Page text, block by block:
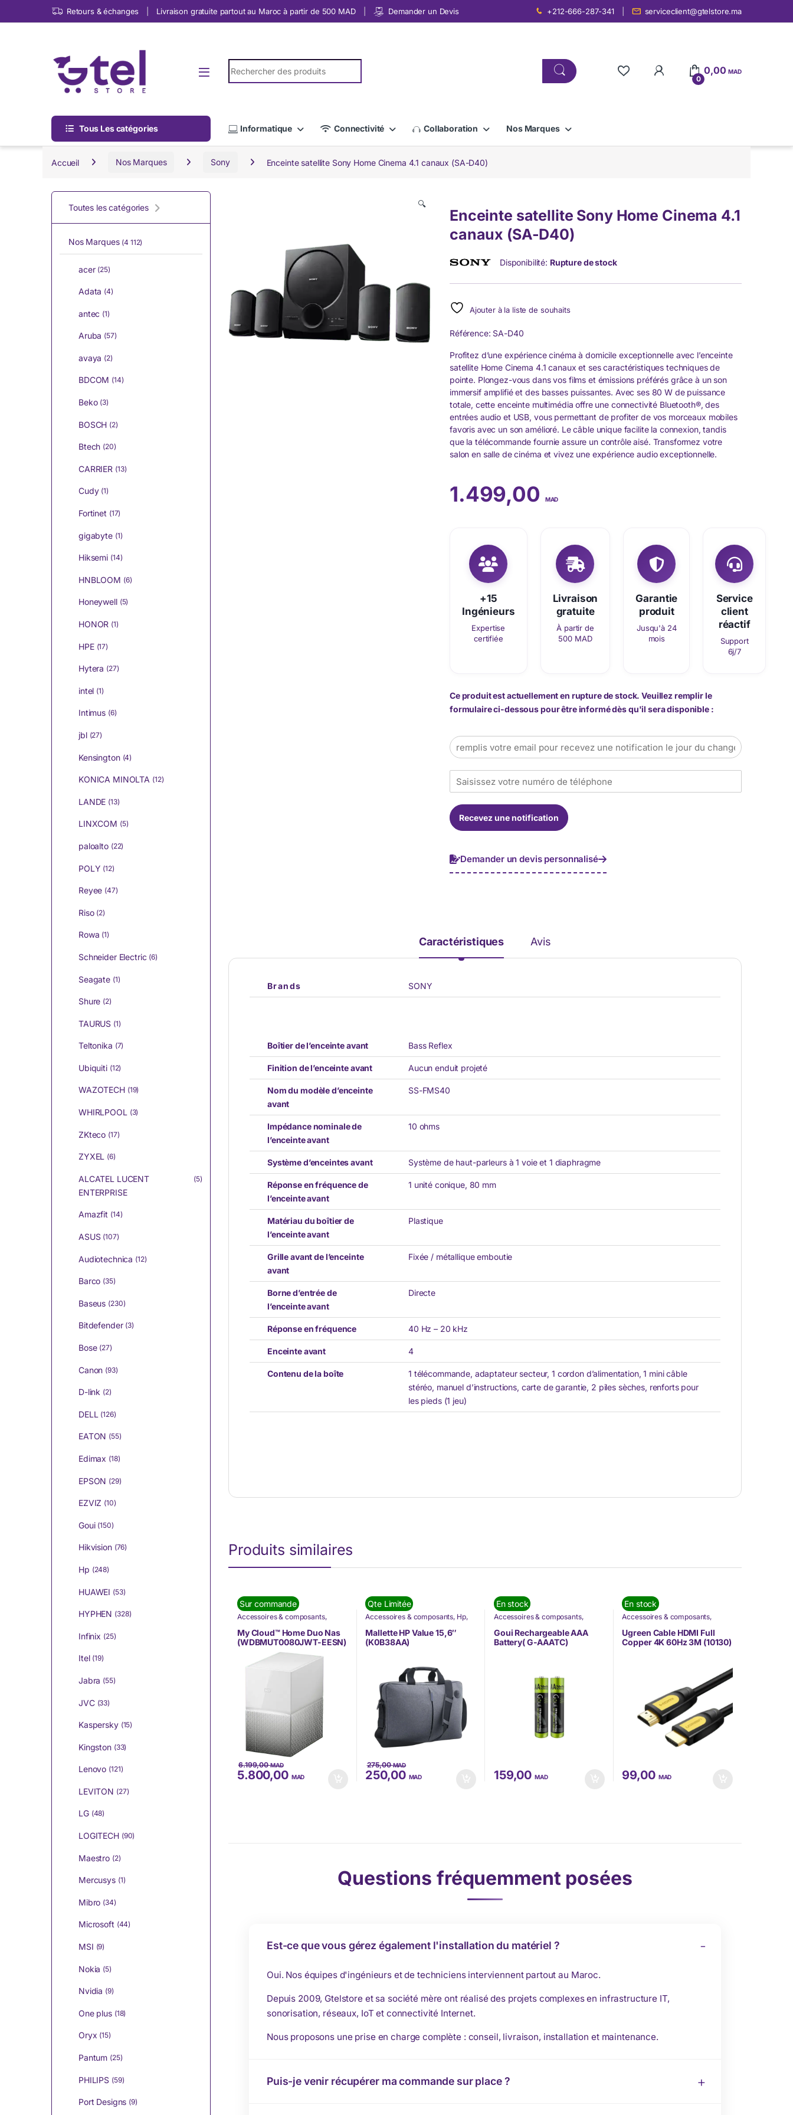
Skip to navigation
Skip to content Retours & échanges Livraison gratuite partout au Maroc à partir de 500 MAD Demander un Devis +212-666-287-341 serviceclient@gtelstore.ma
Search for:
0
0,00MAD
Tous Les catégories Informatique Connectivité Collaboration Nos Marques
Accueil Nos Marques Sony Enceinte satellite Sony Home Cinema 4.1 canaux (SA-D40)
🔍
Enceinte satellite Sony Home Cinema 4.1
canaux (SA-D40)
Disponibilité: Rupture de stock
Ajouter à la liste de souhaits
Référence: SA-D40
Profitez d’une expérience cinéma à domicile exceptionnelle avec l’enceinte
satellite Home Cinema 4.1 canaux et ses caractéristiques techniques de
pointe. Plongez-vous dans vos films et émissions préférés grâce à un son
immersif amplifié et des basses puissantes. Avec ses 80 W de puissance
totale, cette enceinte multimédia offre une connectivité Bluetooth®, des
entrées audio et USB, vous permettant de profiter de vos morceaux mobiles
favoris avec un son amélioré. Le câble unique facilite la connexion, tandis
que la télécommande fournie assure un contrôle aisé. Transformez votre
salon en salle de cinéma et vivez une expérience audio exceptionnelle.
1.499,00 MAD
+15
Ingénieurs
Expertise
certifiée
Livraison
gratuite
À partir de
500 MAD
Garantie
produit
Jusqu'à 24
mois
Service
client
réactif
Support
6j/7
Ce produit est actuellement en rupture de stock. Veuillez remplir le
formulaire ci-dessous pour être informé dès qu'il sera disponible :
E
m
é
p
n
e
Recevez une notification
Demander un devis personnalisé
Caractéristiques Avis
Brands SONY
Boîtier de l’enceinte avant Bass Reflex
Finition de l’enceinte avant Aucun enduit projeté
Nom du modèle d’enceinte
avant
SS-FMS40
Impédance nominale de
l’enceinte avant
10 ohms
Système d’enceintes avant Système de haut-parleurs à 1 voie et 1 diaphragme
Réponse en fréquence de
l’enceinte avant
1 unité conique, 80 mm
Matériau du boîtier de
l’enceinte avant
Plastique
Grille avant de l’enceinte
avant
Fixée / métallique emboutie
Borne d’entrée de
l’enceinte avant
Directe
Réponse en fréquence 40 Hz – 20 kHz
Enceinte avant 4
Contenu de la boîte
1 télécommande, adaptateur secteur, 1 cordon d’alimentation, 1 mini câble
stéréo, manuel d’instructions, carte de garantie, 2 piles sèches, renforts pour
les pieds (1 jeu)
Produits similaires
Sur commande
Accessoires & composants,
Nos Marques
Western Digital
My Cloud™ Home Duo Nas
(WDBMUT0080JWT-EESN)
5.800,00 MAD
6.199,00MAD
Qte Limitée
Accessoires & composants, Hp,
Nos Marques
Mallette HP Value 15,6″
(K0B38AA)
250,00 MAD
275,00MAD
En stock
Accessoires & composants,
Nos Marques
Offres à ne pas rater
Goui Rechargeable AAA
Battery( G-AAATC)
159,00MAD
En stock
Accessoires & composants,
Accessoires Mobilité
Informatique,Nos Marques,
TÉLÉPHONIE,Ugreen
Ugreen Cable HDMI Full
Copper 4K 60Hz 3M (10130)
99,00 MAD
Questions fréquemment posées
Est-ce que vous gérez également l'installation du matériel ?
Oui. Nos équipes d'ingénieurs et de techniciens interviennent partout au Maroc.
Depuis 2009, Gtelstore et sa société mère ont réalisé des projets complexes en infrastructure IT,
sonorisation, réseaux, IoT et connectivité Internet.
Nous proposons une prise en charge complète : conseil, livraison, installation et maintenance.
Puis-je venir récupérer ma commande sur place ?
Toutes les catégories
Nos Marques (4 112)
acer (25)
Adata (4)
antec (1)
Aruba (57)
avaya (2)
BDCOM (14)
Beko (3)
BOSCH (2)
Btech (20)
CARRIER (13)
Cudy (1)
Fortinet (17)
gigabyte (1)
Hiksemi (14)
HNBLOOM (6)
Honeywell (5)
HONOR (1)
HPE (17)
Hytera (27)
intel (1)
Intimus (6)
jbl (27)
Kensington (4)
KONICA MINOLTA (12)
LANDE (13)
LINXCOM (5)
paloalto (22)
POLY (12)
Reyee (47)
Riso (2)
Rowa (1)
Schneider Electric (6)
Seagate (1)
Shure (2)
TAURUS (1)
Teltonika (7)
Ubiquiti (12)
WAZOTECH (19)
WHIRLPOOL (3)
ZKteco (17)
ZYXEL (6)
ALCATEL LUCENT
ENTERPRISE
(5)
Amazfit (14)
ASUS (107)
Audiotechnica (12)
Barco (35)
Baseus (230)
Bitdefender (3)
Bose (27)
Canon (93)
D-link (2)
DELL (126)
EATON (55)
Edimax (18)
EPSON (29)
EZVIZ (10)
Goui (150)
Hikvision (76)
Hp (248)
HUAWEI (53)
HYPHEN (328)
Infinix (25)
Itel (19)
Jabra (55)
JVC (33)
Kaspersky (15)
Kingston (33)
Lenovo (121)
LEVITON (27)
LG (48)
LOGITECH (90)
Maestro (2)
Mercusys (1)
Mibro (34)
Microsoft (44)
MSI (9)
Nokia (5)
Nvidia (9)
One plus (18)
Oryx (15)
Pantum (25)
PHILIPS (59)
Port Designs (9)